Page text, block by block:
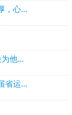
古蔺县观文镇杨国芳：脚上沾的泥巴有多厚，心里装的百姓就有多重
泸州2人入围中国好医生好护士候选人！快为他们助力！
斩获两枚银牌！内江轮滑小将驰骋第十五届省运会赛场